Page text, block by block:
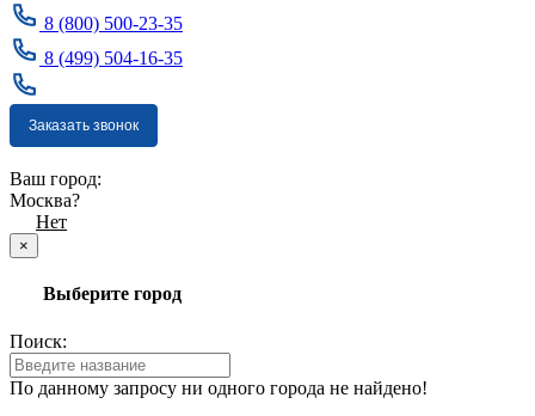
8 (800) 500-23-35
8 (499) 504-16-35
Заказать звонок
Ваш город:
Москва?
Нет
×
Выберите город
Поиск:
По данному запросу ни одного города не найдено!